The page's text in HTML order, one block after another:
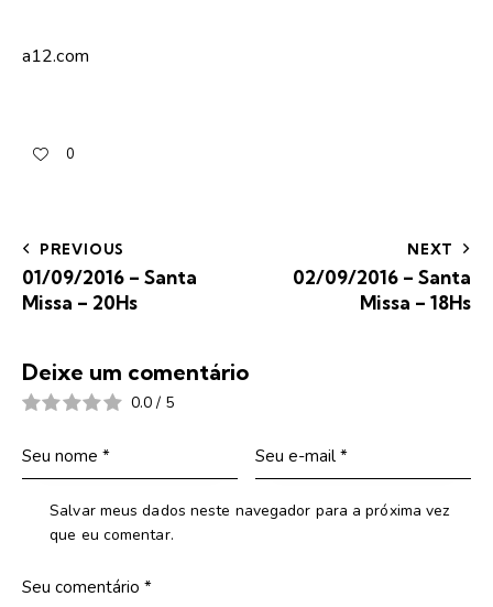
a12.com
0
PREVIOUS
01/09/2016 – Santa
Missa – 20Hs
NEXT
02/09/2016 – Santa
Missa – 18Hs
Deixe um comentário
0.0 / 5
Salvar meus dados neste navegador para a próxima vez
que eu comentar.